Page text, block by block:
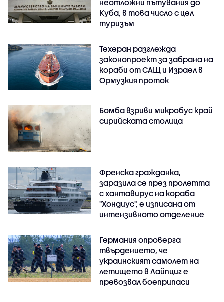
неотложни пътувания до
Куба, в това число с цел
туризъм
Техеран разглежда
законопроект за забрана на
кораби от САЩ и Израел в
Ормузкия проток
Бомба взриви микробус край
сирийската столица
Френска гражданка,
заразила се през пролетта
с хантавирус на кораба
"Хондиус", е изписана от
интензивното отделение
Германия опроверга
твърдението, че
украинският самолет на
летището в Лайпциг е
превозвал боеприпаси